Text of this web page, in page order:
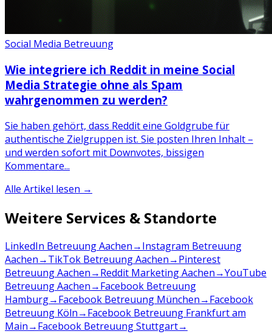
Social Media Betreuung
Wie integriere ich Reddit in meine Social
Media Strategie ohne als Spam
wahrgenommen zu werden?
Sie haben gehört, dass Reddit eine Goldgrube für
authentische Zielgruppen ist. Sie posten Ihren Inhalt –
und werden sofort mit Downvotes, bissigen
Kommentare...
Alle Artikel lesen →
Weitere Services & Standorte
LinkedIn Betreuung Aachen→Instagram Betreuung
Aachen→TikTok Betreuung Aachen→Pinterest
Betreuung Aachen→Reddit Marketing Aachen→YouTube
Betreuung Aachen→Facebook Betreuung
Hamburg→Facebook Betreuung München→Facebook
Betreuung Köln→Facebook Betreuung Frankfurt am
Main→Facebook Betreuung Stuttgart→